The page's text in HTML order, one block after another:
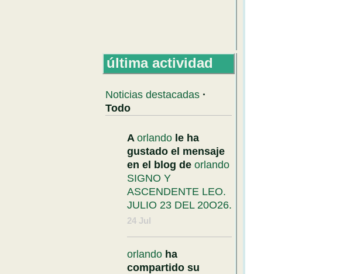
última actividad
Noticias destacadas ·
Todo
A orlando le ha
gustado el mensaje
en el blog de orlando
SIGNO Y
ASCENDENTE LEO.
JULIO 23 DEL 20O26.
24 Jul
orlando ha
compartido su